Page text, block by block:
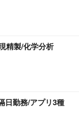
精製/化学分析
日勤務/アプリ3種